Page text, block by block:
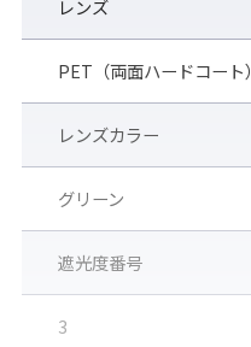
レンズ
PET（両面ハードコート）
レンズカラー
グリーン
遮光度番号
3